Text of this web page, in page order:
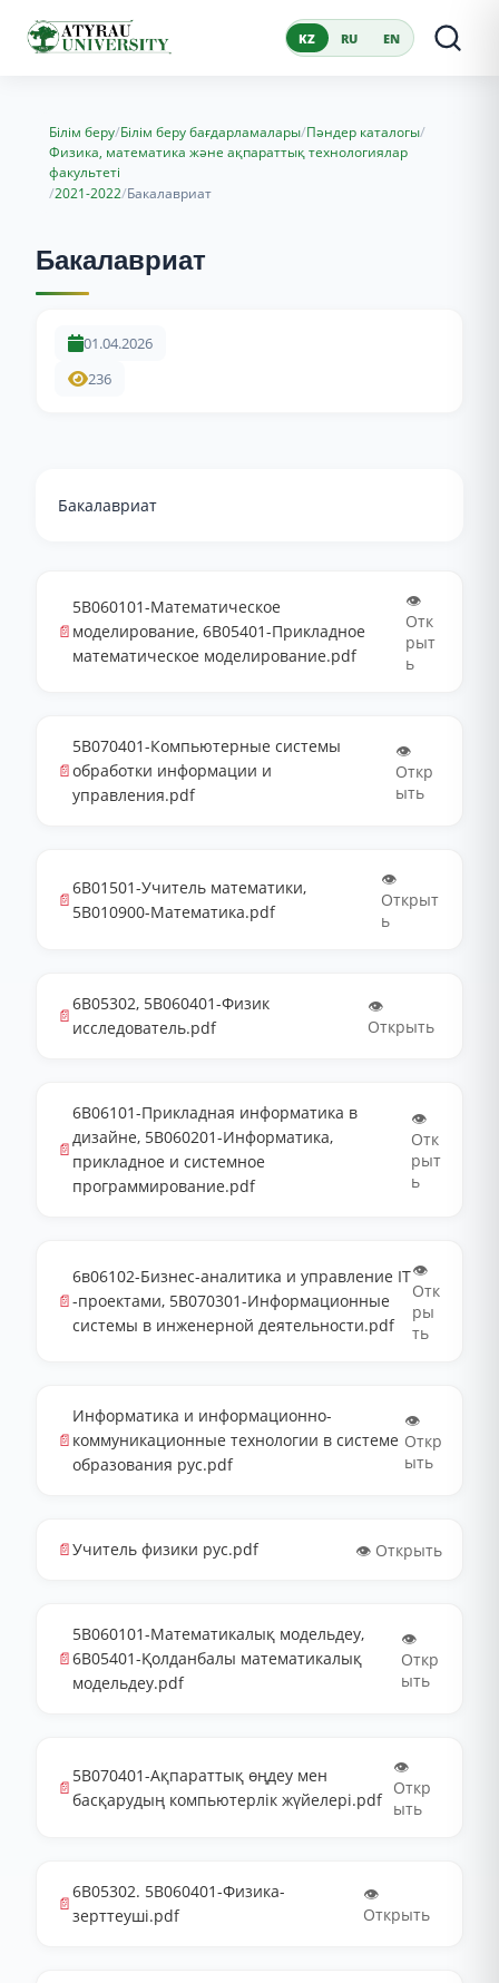
KZ RU EN
Білім беру/Білім беру бағдарламалары/Пәндер каталогы/
Физика, математика және ақпараттық технологиялар
факультеті
/2021-2022/Бакалавриат
Бакалавриат
01.04.2026
236
Бакалавриат
📄
5В060101-Математическое
моделирование, 6В05401-Прикладное
математическое моделирование.pdf
👁️
Отк
рыт
ь
📄
5В070401-Компьютерные системы
обработки информации и
управления.pdf
👁️
Откр
ыть
📄
6В01501-Учитель математики,
5В010900-Математика.pdf
👁️
Открыт
ь
📄
6В05302, 5В060401-Физик
исследователь.pdf
👁️
Открыть
📄
6В06101-Прикладная информатика в
дизайне, 5В060201-Информатика,
прикладное и системное
программирование.pdf
👁️
Отк
рыт
ь
📄
6в06102-Бизнес-аналитика и управление IT
-проектами, 5В070301-Информационные
системы в инженерной деятельности.pdf
👁️
Отк
ры
ть
📄
Информатика и информационно-
коммуникационные технологии в системе
образования рус.pdf
👁️
Откр
ыть
📄Учитель физики рус.pdf 👁️ Открыть
📄
5В060101-Математикалық модельдеу,
6В05401-Қолданбалы математикалық
модельдеу.pdf
👁️
Откр
ыть
📄
5В070401-Ақпараттық өңдеу мен
басқарудың компьютерлік жүйелері.pdf
👁️
Откр
ыть
📄
6В05302. 5В060401-Физика-
зерттеуші.pdf
👁️
Открыть